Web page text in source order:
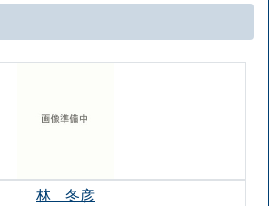
林 冬彦